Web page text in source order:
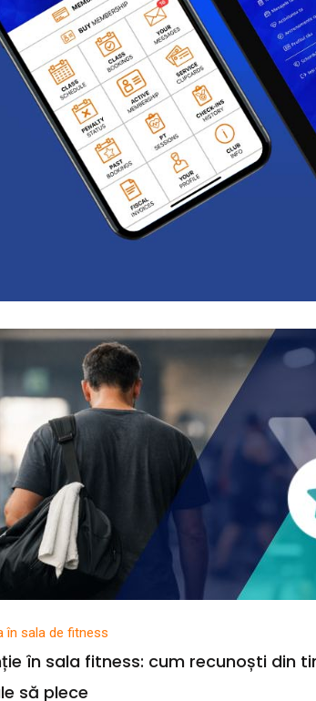
în sala de fitness
în sala fitness: cum recunoști din
să plece